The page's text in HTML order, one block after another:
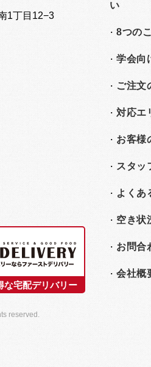
1丁目12−3
な宅配デリバリー
reserved.
い
8つの
学会向
ご注文
対応エ
お客様
スタッ
よくあ
空き状
お問合
会社概